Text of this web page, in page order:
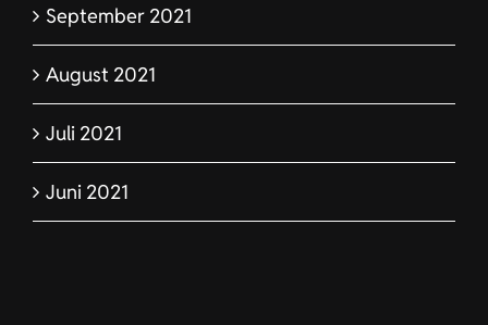
September 2021
August 2021
Juli 2021
Juni 2021